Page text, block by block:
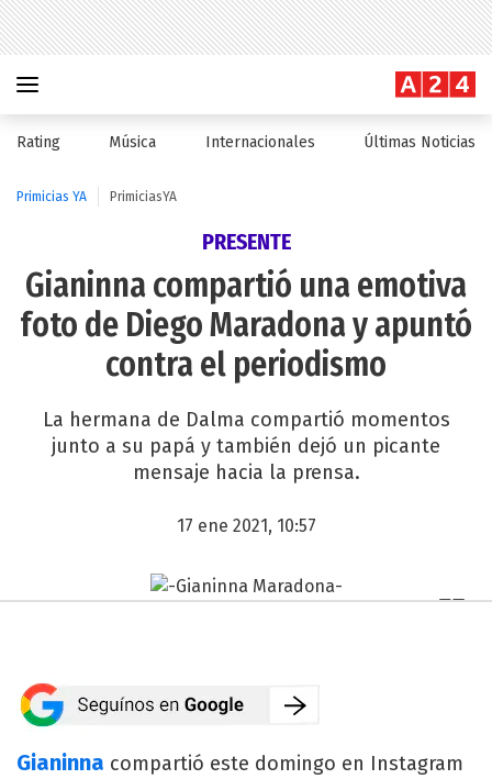
Rating Música Internacionales Últimas Noticias
Primicias YA PrimiciasYA
PRESENTE
Gianinna compartió una emotiva
foto de Diego Maradona y apuntó
contra el periodismo
La hermana de Dalma compartió momentos
junto a su papá y también dejó un picante
mensaje hacia la prensa.
17 ene 2021, 10:57
Gianinna compartió este domingo en Instagram